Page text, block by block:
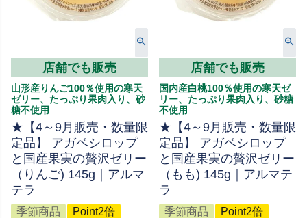
店舗でも販売
山形産りんご100％使用の寒天
ゼリー、たっぷり果肉入り、砂
糖不使用
★【4～9月販売・数量限
定品】 アガベシロップ
と国産果実の贅沢ゼリー
（りんご) 145g｜アルマ
テラ
季節商品 Point2倍
店舗でも販売
国内産白桃100％使用の寒天ゼ
リー、たっぷり果肉入り、砂糖
不使用
★【4～9月販売・数量限
定品】 アガベシロップ
と国産果実の贅沢ゼリー
（もも) 145g｜アルマテ
ラ
季節商品 Point2倍